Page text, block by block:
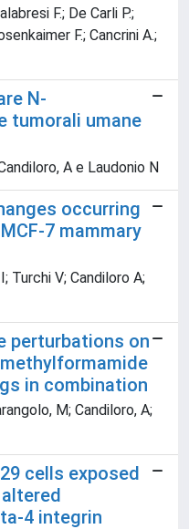
F.; De Carli P.;
F.; Cancrini A.;
N-
tumorali umane
A e Laudonio N
occurring
7 mammary
Turchi V; Candiloro A;
perturbations on
in combination
M; Candiloro, A;
cells exposed
4 integrin